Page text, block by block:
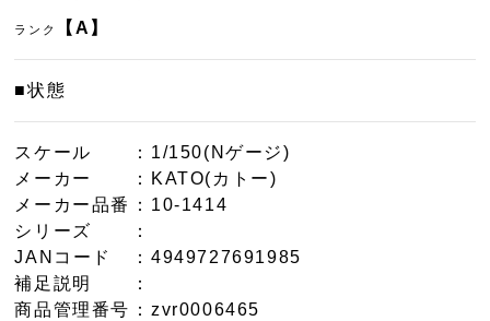
ランク 【A】
■状態
スケール
：1/150(Nゲージ)
メーカー
：KATO(カトー)
メーカー品番
：10-1414
シリーズ
：
JANコード
：4949727691985
補足説明
：
商品管理番号 ：zvr0006465